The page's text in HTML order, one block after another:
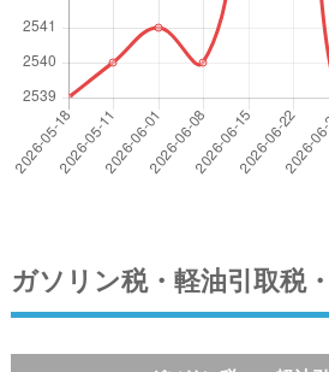
ガソリン税・軽油引取税